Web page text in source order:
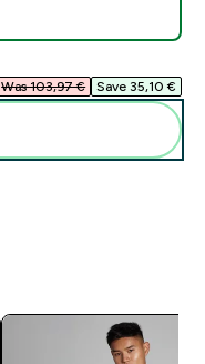
Was 103,97 €‎ Save 35,10 €‎